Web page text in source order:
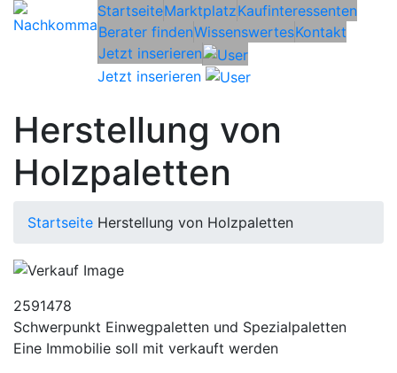
StartseiteMarktplatzKaufinteressenten
Berater findenWissenswertesKontakt
Jetzt inserieren
Jetzt inserieren
Herstellung von
Holzpaletten
Startseite Herstellung von Holzpaletten
2591478
Schwerpunkt Einwegpaletten und Spezialpaletten
Eine Immobilie soll mit verkauft werden